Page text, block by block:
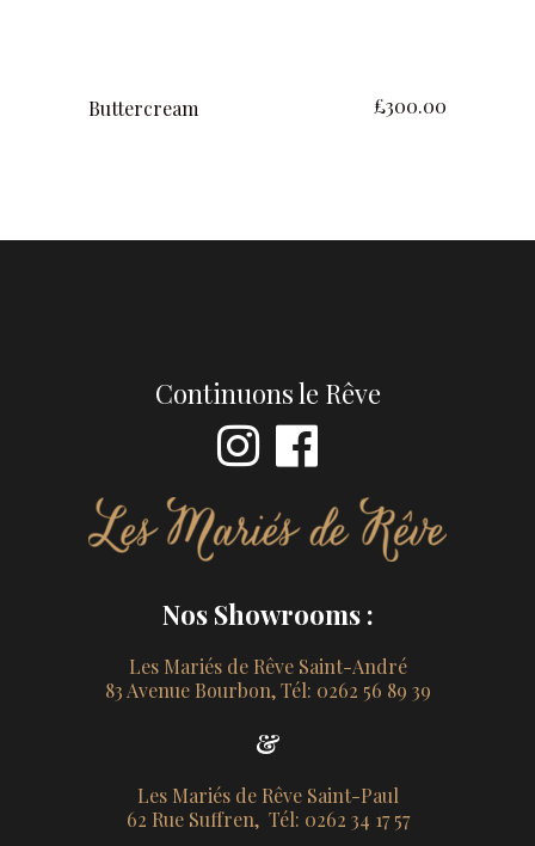
Buttercream £300.00
Continuons le Rêve
Nos Showrooms :
Les Mariés de Rêve Saint-André
83 Avenue Bourbon, Tél: 0262 56 89 39
&
Les Mariés de Rêve Saint-Paul
62 Rue Suffren, Tél: 0262 34 17 57